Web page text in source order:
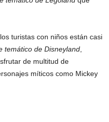
turistas con niños están casi
temático de Disneyland,
de multitud de
míticos como Mickey